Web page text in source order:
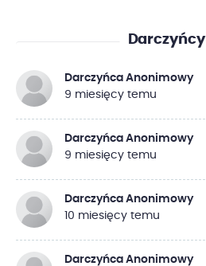
Darczyńcy
Darczyńca Anonimowy
9 miesięcy temu
Darczyńca Anonimowy
9 miesięcy temu
Darczyńca Anonimowy
10 miesięcy temu
Darczyńca Anonimowy